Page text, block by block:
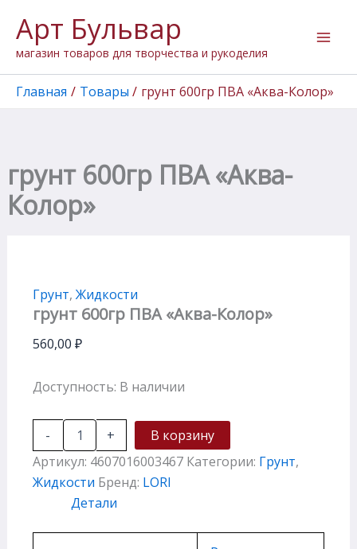
содержимому
Арт Бульвар
магазин товаров для творчества и рукоделия
Главная Товары грунт 600гр ПВА «Аква-Колор»
грунт 600гр ПВА «Аква-
Колор»
Грунт, Жидкости
грунт 600гр ПВА «Аква-Колор»
560,00 ₽
Доступность: В наличии
-
товара
грунт
600гр
ПВА
"Аква-
+
В корзину
Артикул: 4607016003467 Категории: Грунт,
Жидкости Бренд: LORI
Детали